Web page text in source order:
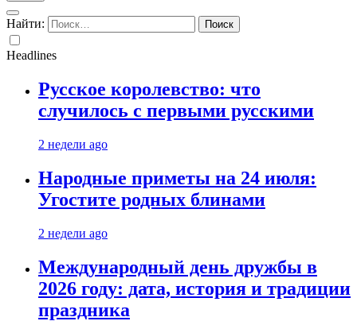
Найти:
Headlines
Русское королевство: что
случилось с первыми русскими
2 недели ago
Народные приметы на 24 июля:
Угостите родных блинами
2 недели ago
Международный день дружбы в
2026 году: дата, история и традиции
праздника